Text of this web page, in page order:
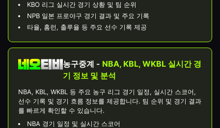
KBO 리그 실시간 경기 상황 및 팀 순위
NPB 일본 프로야구 경기 결과 및 주요 기록
타율, 홈런, 출루율 등 주요 선수 기록 제공
농구중계 - NBA, KBL, WKBL 실시간 경
기 정보 및 분석
NBA, KBL, WKBL 등 주요 농구 리그 경기 일정, 실시간 스코어,
선수 기록 및 경기 흐름 정보를 제공합니다. 팀 순위 및 경기 결과
를 빠르게 확인할 수 있습니다.
NBA 경기 일정 및 실시간 스코어